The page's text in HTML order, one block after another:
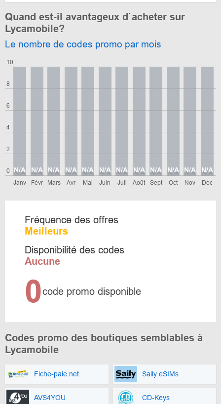
Quand est-il avantageux d`acheter sur
Lycamobile?
Le nombre de codes promo par mois
0
2
4
6
8
10+
Janv
N/A
Févr
N/A
Mars
N/A
Avr
N/A
Mai
N/A
Juin
N/A
Juil
N/A
Août
N/A
Sept
N/A
Oct
N/A
Nov
N/A
Déc
N/A
Fréquence des offres
Meilleurs
Disponibilité des codes
Aucune
0code promo disponible
Codes promo des boutiques semblables à
Lycamobile
Fiche-paie.net Saily eSIMs
AVS4YOU CD-Keys